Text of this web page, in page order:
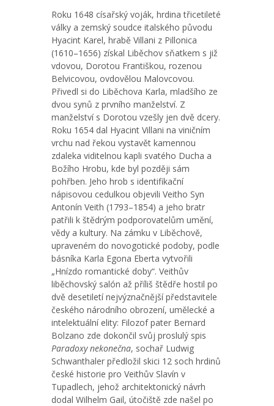
Roku 1648 císařský voják, hrdina třicetileté
války a zemský soudce italského původu
Hyacint Karel, hrabě Villani z Pillonica
(1610–1656) získal Liběchov sňatkem s již
vdovou, Dorotou Františkou, rozenou
Belvicovou, ovdovělou Malovcovou.
Přivedl si do Liběchova Karla, mladšího ze
dvou synů z prvního manželství. Z
manželství s Dorotou vzešly jen dvě dcery.
Roku 1654 dal Hyacint Villani na viničním
vrchu nad řekou vystavět kamennou
zdaleka viditelnou kapli svatého Ducha a
Božího Hrobu, kde byl později sám
pohřben. Jeho hrob s identifikační
nápisovou cedulkou objevili Veitho Syn
Antonín Veith (1793–1854) a jeho bratr
patřili k štědrým podporovatelům umění,
vědy a kultury. Na zámku v Liběchově,
upraveném do novogotické podoby, podle
básníka Karla Egona Eberta vytvořili
„Hnízdo romantické doby“. Veithův
liběchovský salón až příliš štědře hostil po
dvě desetiletí nejvýznačnější představitele
českého národního obrození, umělecké a
intelektuální elity: Filozof pater Bernard
Bolzano zde dokončil svůj proslulý spis
Paradoxy nekonečna, sochař Ludwig
Schwanthaler předložil skici 12 soch hrdinů
české historie pro Veithův Slavín v
Tupadlech, jehož architektonický návrh
dodal Wilhelm Gail, útočiště zde našel po